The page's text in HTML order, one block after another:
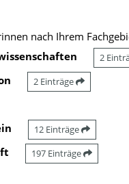
nach Ihrem
2
2 Einträge
12 Einträge
197 Einträge